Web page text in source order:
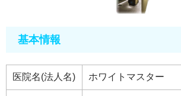
基本情報
医院名(法人名) ホワイトマスター